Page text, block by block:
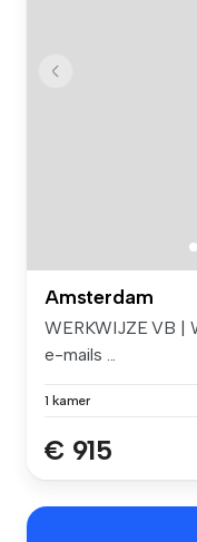
Amsterdam
WERKWIJZE VB
e-mails ...
1 kamer
€ 915